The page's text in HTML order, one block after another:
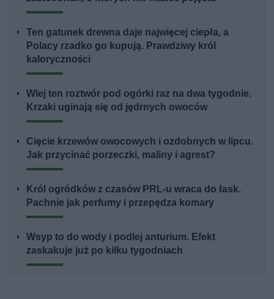
Ten gatunek drewna daje najwięcej ciepła, a
Polacy rzadko go kupują. Prawdziwy król
kaloryczności
Wlej ten roztwór pod ogórki raz na dwa tygodnie.
Krzaki uginają się od jędrnych owoców
Cięcie krzewów owocowych i ozdobnych w lipcu.
Jak przycinać porzeczki, maliny i agrest?
Król ogródków z czasów PRL-u wraca do łask.
Pachnie jak perfumy i przepędza komary
Wsyp to do wody i podlej anturium. Efekt
zaskakuje już po kilku tygodniach